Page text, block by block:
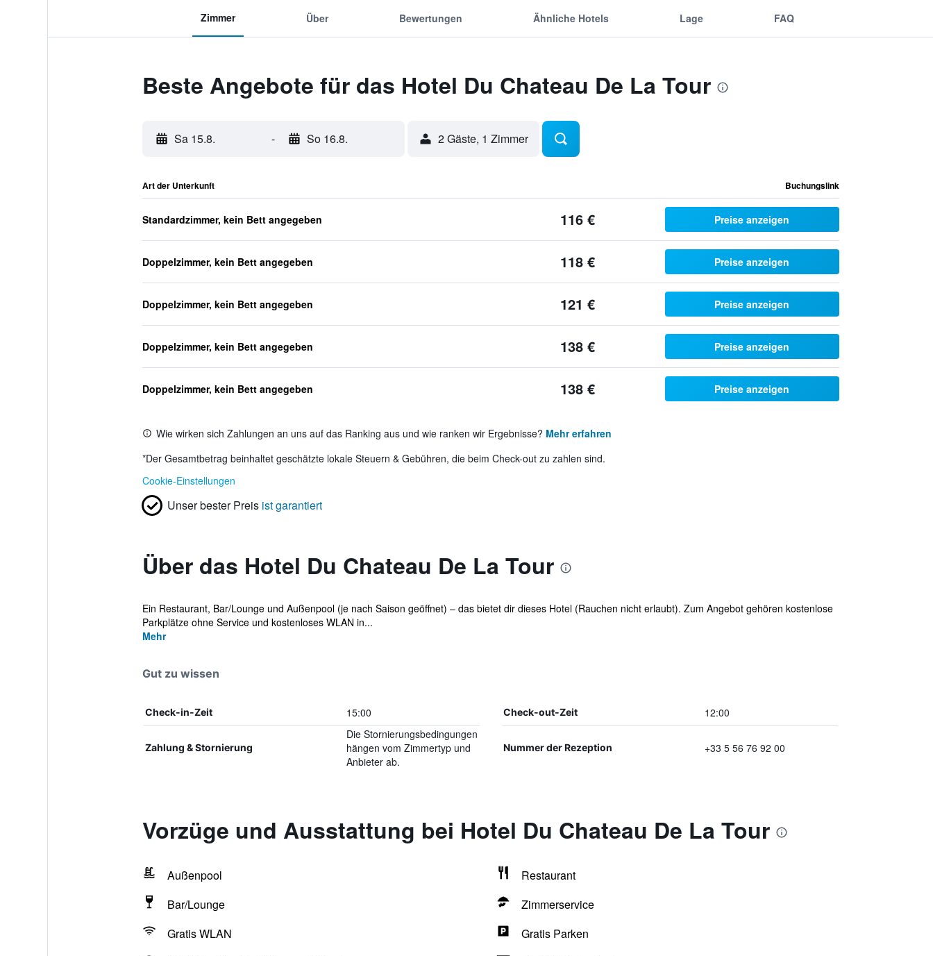
Zimmer Über Bewertungen Ähnliche Hotels Lage FAQ
Beste Angebote für das Hotel Du Chateau De La Tour
Sa 15.8. - So 16.8. 2 Gäste, 1 Zimmer
Art der Unterkunft Buchungslink
Standardzimmer, kein Bett angegeben 116 € Preise anzeigen
Doppelzimmer, kein Bett angegeben 118 € Preise anzeigen
Doppelzimmer, kein Bett angegeben 121 € Preise anzeigen
Doppelzimmer, kein Bett angegeben 138 € Preise anzeigen
Doppelzimmer, kein Bett angegeben 138 € Preise anzeigen
Wie wirken sich Zahlungen an uns auf das Ranking aus und wie ranken wir Ergebnisse? Mehr erfahren
*Der Gesamtbetrag beinhaltet geschätzte lokale Steuern & Gebühren, die beim Check-out zu zahlen sind.
Cookie-Einstellungen
Unser bester Preis ist garantiert
Über das Hotel Du Chateau De La Tour
Ein Restaurant, Bar/Lounge und Außenpool (je nach Saison geöffnet) – das bietet dir dieses Hotel (Rauchen nicht erlaubt). Zum Angebot gehören kostenlose
Parkplätze ohne Service und kostenloses WLAN in...
Mehr
Gut zu wissen
Check-in-Zeit 15:00 Check-out-Zeit 12:00
Zahlung & Stornierung
Die Stornierungsbedingungen
hängen vom Zimmertyp und
Anbieter ab.
Nummer der Rezeption +33 5 56 76 92 00
Vorzüge und Ausstattung bei Hotel Du Chateau De La Tour
Außenpool
Restaurant
Bar/Lounge
Zimmerservice
Gratis WLAN
Gratis Parken